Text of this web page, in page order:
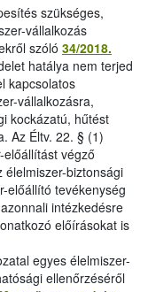
szükséges,
vállalkozás
szóló 34/2018.
hatálya nem terjed
kapcsolatos
vállalkozásra,
kockázatú, hűtést
Az Éltv. 22. § (1)
végző
élelmiszer-biztonsági
előállító tevékenység
intézkedésre
előírásokat is
egyes élelmiszer-
ellenőrzéséről